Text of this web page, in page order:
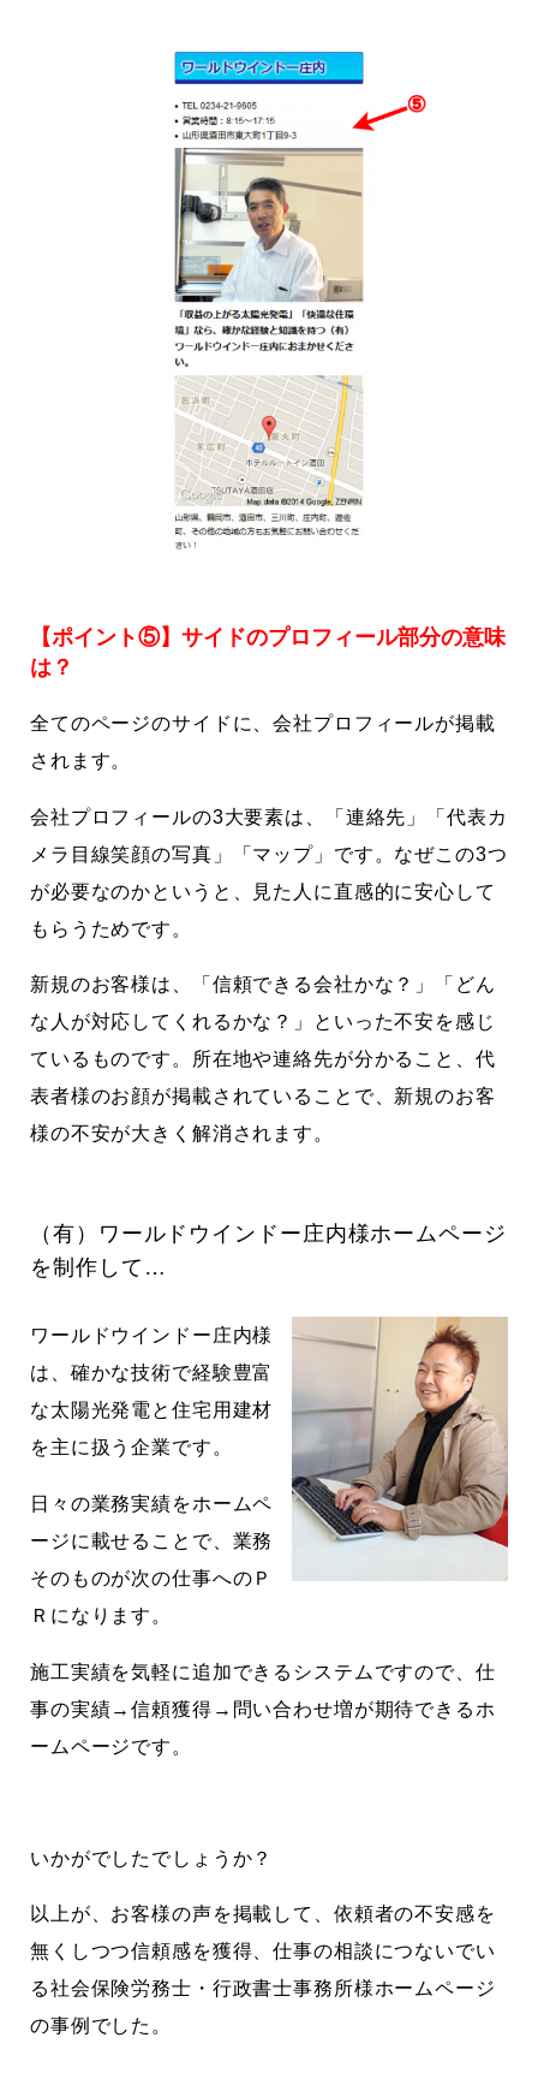
【ポイント⑤】サイドのプロフィール部分の意味
は？
全てのページのサイドに、会社プロフィールが掲載
されます。
会社プロフィールの3大要素は、「連絡先」「代表カ
メラ目線笑顔の写真」「マップ」です。なぜこの3つ
が必要なのかというと、見た人に直感的に安心して
もらうためです。
新規のお客様は、「信頼できる会社かな？」「どん
な人が対応してくれるかな？」といった不安を感じ
ているものです。所在地や連絡先が分かること、代
表者様のお顔が掲載されていることで、新規のお客
様の不安が大きく解消されます。
（有）ワールドウインドー庄内様ホームページ
を制作して…
ワールドウインドー庄内様
は、確かな技術で経験豊富
な太陽光発電と住宅用建材
を主に扱う企業です。
日々の業務実績をホームペ
ージに載せることで、業務
そのものが次の仕事へのＰ
Ｒになります。
施工実績を気軽に追加できるシステムですので、仕
事の実績→信頼獲得→問い合わせ増が期待できるホ
ームページです。
いかがでしたでしょうか？
以上が、お客様の声を掲載して、依頼者の不安感を
無くしつつ信頼感を獲得、仕事の相談につないでい
る社会保険労務士・行政書士事務所様ホームページ
の事例でした。